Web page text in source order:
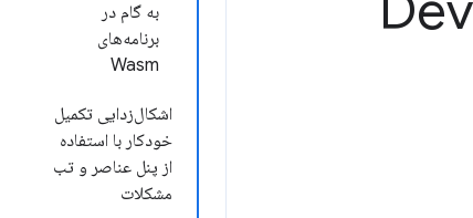
به گام در
برنامه‌های
Wasm
اشکال‌زدایی تکمیل
خودکار با استفاده
از پنل عناصر و تب
مشکلات